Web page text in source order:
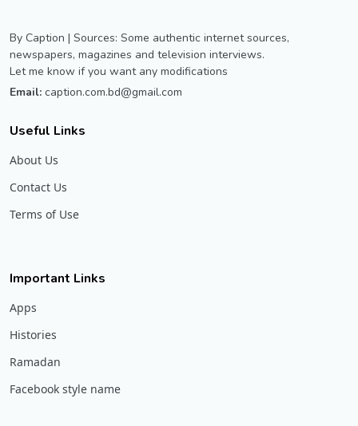
By Caption | Sources: Some authentic internet sources,
newspapers, magazines and television interviews.
Let me know if you want any modifications
Email: caption.com.bd@gmail.com
Useful Links
About Us
Contact Us
Terms of Use
Important Links
Apps
Histories
Ramadan
Facebook style name